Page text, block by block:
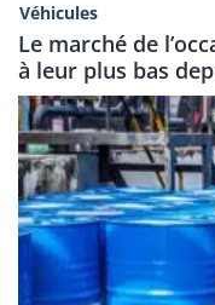
Véhicules
Le marché de
à leur plus bas